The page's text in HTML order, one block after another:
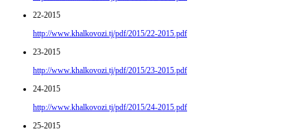
22-2015
http://www.khalkovozi.tj/pdf/2015/22-2015.pdf
23-2015
http://www.khalkovozi.tj/pdf/2015/23-2015.pdf
24-2015
http://www.khalkovozi.tj/pdf/2015/24-2015.pdf
25-2015